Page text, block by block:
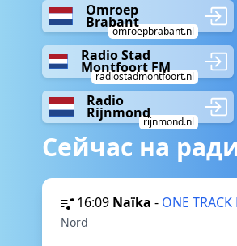
Omroep
Brabant
omroepbrabant.nl
Radio Stad
Montfoort FM
radiostadmontfoort.nl
Radio
Rijnmond
rijnmond.nl
Сейчас на
16:09 Naïka - ONE
Nord